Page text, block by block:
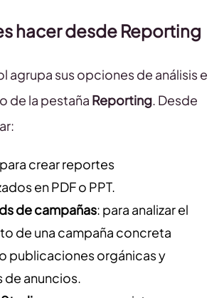
hacer desde Reporting
agrupa sus opciones de análisis e
de la pestaña Reporting. Desde
crear reportes
en PDF o PPT.
de campañas: para analizar el
de una campaña concreta
publicaciones orgánicas y
de anuncios.